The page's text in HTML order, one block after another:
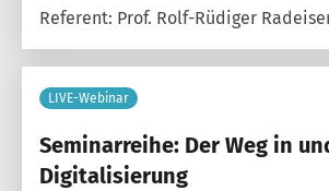
Referent: Prof. Rolf-Rüdiger
LIVE-Webinar
Seminarreihe: Der Weg in
Digitalisierung